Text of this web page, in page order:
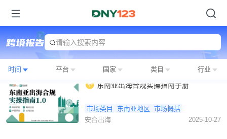
请输入搜索内容
时间 平台 国家 类目 行业
东南亚出海合规实操指南手册
市场类目 东南亚地区 市场概括
安合出海
2025-10-27